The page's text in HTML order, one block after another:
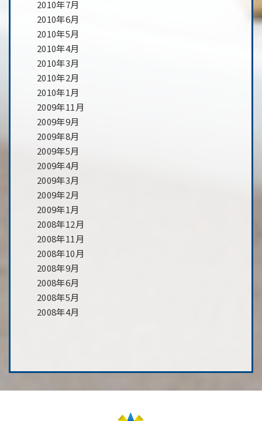
2010年7月
2010年6月
2010年5月
2010年4月
2010年3月
2010年2月
2010年1月
2009年11月
2009年9月
2009年8月
2009年5月
2009年4月
2009年3月
2009年2月
2009年1月
2008年12月
2008年11月
2008年10月
2008年9月
2008年6月
2008年5月
2008年4月